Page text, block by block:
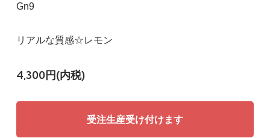
Gn9
リアルな質感☆レモン
4,300円(内税)
受注生産受け付けます